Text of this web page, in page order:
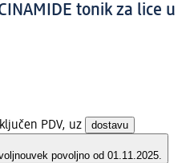
tonik za lice u
PDV, uz dostavu
uvek povoljno od 01.11.2025.